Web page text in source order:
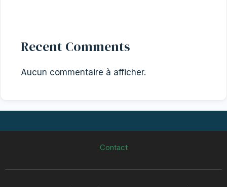
Recent Comments
Aucun commentaire à afficher.
Contact